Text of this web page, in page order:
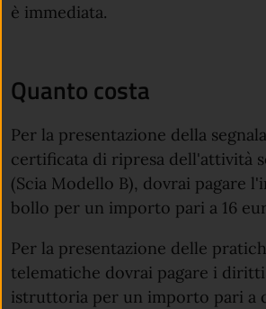
è immediata.
Quanto costa
Per la presentazione della
certificata di ripresa dell'attività
(Scia Modello B), dovrai pagare
bollo per un importo pari a 16
Per la presentazione delle
telematiche dovrai pagare i
istruttoria per un importo pari a